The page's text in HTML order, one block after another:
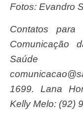
Fotos: Evandro
Contatos para a imprensa: Assessoria de
Comunicação
1699. Lana
Kelly Melo: (92)